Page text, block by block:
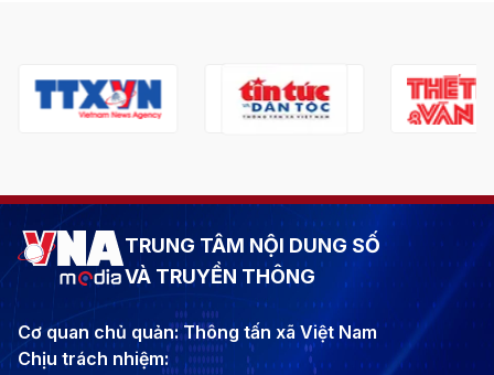
TRUNG TÂM NỘI DUNG SỐ
VÀ TRUYỀN THÔNG
Cơ quan chủ quản: Thông tấn xã Việt Nam
Chịu trách nhiệm: